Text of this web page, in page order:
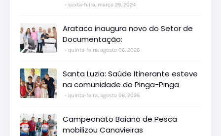
sexta-feira, março 29, 2024
Arataca inaugura novo do Setor de
Documentação:
quinta-feira, agosto 06, 2026
Santa Luzia: Saúde Itinerante esteve
na comunidade do Pinga-Pinga
quinta-feira, agosto 06, 2026
Campeonato Baiano de Pesca
mobilizou Canavieiras